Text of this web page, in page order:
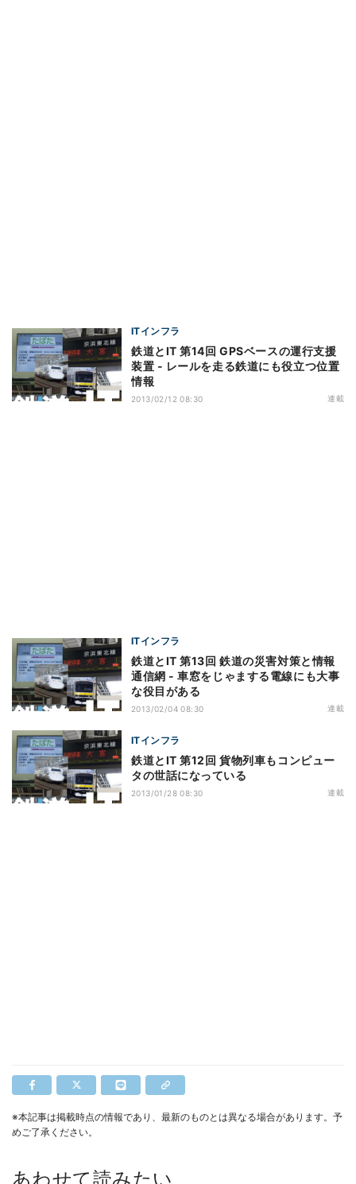
ITインフラ
鉄道とIT 第14回 GPSベースの運行支援
装置 - レールを走る鉄道にも役立つ位置
情報
2013/02/12 08:30 連載
ITインフラ
鉄道とIT 第13回 鉄道の災害対策と情報
通信網 - 車窓をじゃまする電線にも大事
な役目がある
2013/02/04 08:30 連載
ITインフラ
鉄道とIT 第12回 貨物列車もコンピュー
タの世話になっている
2013/01/28 08:30 連載
※本記事は掲載時点の情報であり、最新のものとは異なる場合があります。予
めご了承ください。
あわせて読みたい